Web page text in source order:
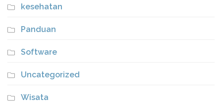
kesehatan
Panduan
Software
Uncategorized
Wisata